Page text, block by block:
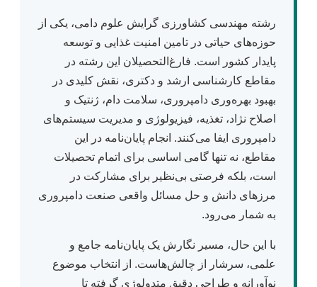
رشته مهندسی کشاورزی گرایش علوم دامی، یکی از
حوزه‌های حیاتی در تامین امنیت غذایی و توسعه
پایدار کشور است. فارغ‌التحصیلان این رشته در
مقاطع کارشناسی ارشد و دکتری، نقش کلیدی در
بهبود بهره‌وری دامپروری، سلامت دام، ژنتیک و
اصلاح نژاد، تغذیه، فیزیولوژی و مدیریت سیستم‌های
دامپروری ایفا می‌کنند. انجام پایان‌نامه در این
مقاطع، نه تنها گامی اساسی برای اتمام تحصیلات
است، بلکه فرصتی بی‌نظیر برای مشارکت در
مرزهای دانش و حل مسائل واقعی صنعت دامپروری
به شمار می‌رود.
با این حال، مسیر نگارش یک پایان‌نامه جامع و
علمی، سرشار از چالش‌هاست. از انتخاب موضوع
نوآورانه و طراحی دقیق متدولوژی گرفته تا